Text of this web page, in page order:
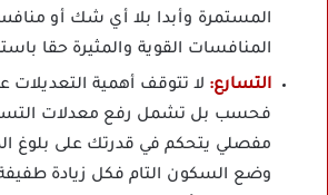
المستمرة وأبدا بلا أي شك أو
المنافسات القوية والمثيرة حقا
التسارع: لا تتوقف أهمية التعديلات
فحسب بل تشمل رفع معدلات
مفصلي يتحكم في قدرتك على بلوغ
وضع السكون التام فكل زيادة